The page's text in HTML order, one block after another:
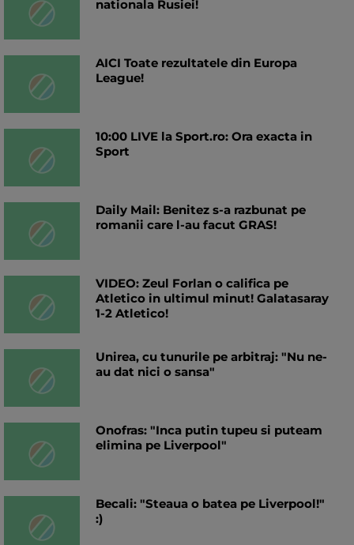
nationala Rusiei!
AICI Toate rezultatele din Europa
League!
10:00 LIVE la Sport.ro: Ora exacta in
Sport
Daily Mail: Benitez s-a razbunat pe
romanii care l-au facut GRAS!
VIDEO: Zeul Forlan o califica pe
Atletico in ultimul minut! Galatasaray
1-2 Atletico!
Unirea, cu tunurile pe arbitraj: "Nu ne-
au dat nici o sansa"
Onofras: "Inca putin tupeu si puteam
elimina pe Liverpool"
Becali: "Steaua o batea pe Liverpool!"
:)